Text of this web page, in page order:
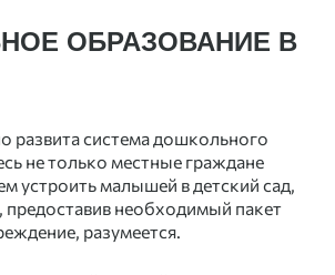
ОБРАЗОВАНИЕ В
система дошкольного
не только местные граждане
устроить малышей в детский сад,
предоставив необходимый пакет
разумеется.